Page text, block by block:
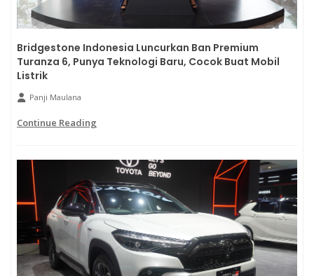
Bridgestone Indonesia Luncurkan Ban Premium
Turanza 6, Punya Teknologi Baru, Cocok Buat Mobil
Listrik
Panji Maulana
Continue Reading